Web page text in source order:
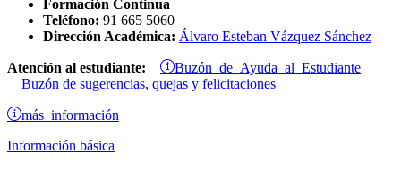
Formación Continua
Teléfono: 91 665 5060
Dirección Académica: Álvaro Esteban Vázquez Sánchez
Atención al estudiante: Buzón de Ayuda al Estudiante
Buzón de sugerencias, quejas y felicitaciones
más información
Información básica